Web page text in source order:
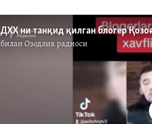
биланОзодлик радиоси
Айни дамда